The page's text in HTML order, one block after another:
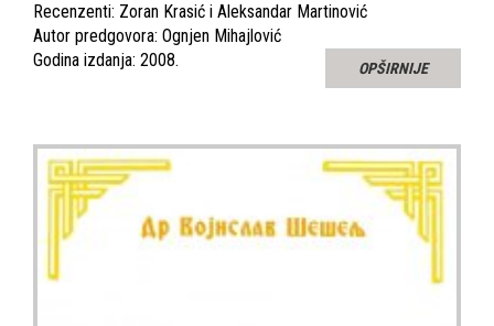
Recenzenti: Zoran Krasić i Aleksandar Martinović
Autor predgovora: Ognjen Mihajlović
Godina izdanja: 2008.
OPŠIRNIJE